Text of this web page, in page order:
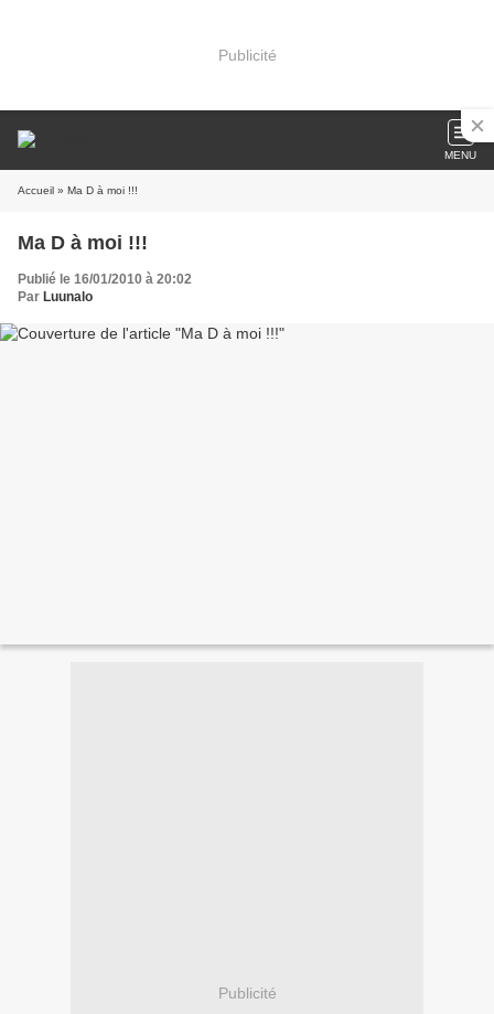
Publicité
MENU
Accueil » Ma D à moi !!!
Ma D à moi !!!
Publié le 16/01/2010 à 20:02
Par Luunalo
Publicité